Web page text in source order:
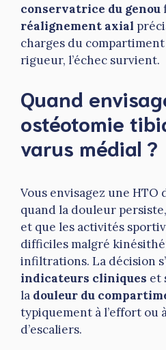
conservatrice du genou
réalignement axial
charges du
rigueur, l’échec survient.
Quand
ostéotomie
varus médial ?
Vous envisagez une HTO
quand la douleur
et que les activités
difficiles malgré
infiltrations. La décision
indicateurs cliniques et
la douleur du
typiquement à l’effort ou
d’escaliers.